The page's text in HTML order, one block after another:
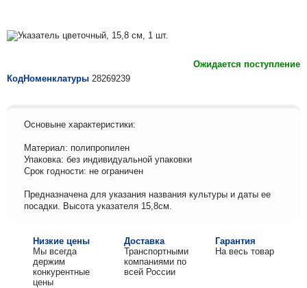
Ожидается поступление
КодНоменклатуры 28269239
Основыне характеристики:
Материал: полипропилен
Упаковка: без индивидуальной упаковки
Срок годности: не ограничен
Предназначена для указания названия культуры и даты ее
посадки. Высота указателя 15,8см.
Низкие цены
Мы всегда
держим
конкурентные
цены
Доставка
Транспортными
компаниями по
всей России
Гарантия
На весь товар